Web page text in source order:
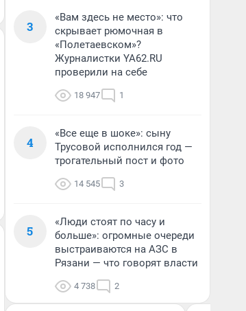
3
«Вам здесь не место»: что
скрывает рюмочная в
«Полетаевском»?
Журналистки YA62.RU
проверили на себе
18 947 1
4
«Все еще в шоке»: сыну
Трусовой исполнился год —
трогательный пост и фото
14 545 3
5
«Люди стоят по часу и
больше»: огромные очереди
выстраиваются на АЗС в
Рязани — что говорят власти
4 738 2